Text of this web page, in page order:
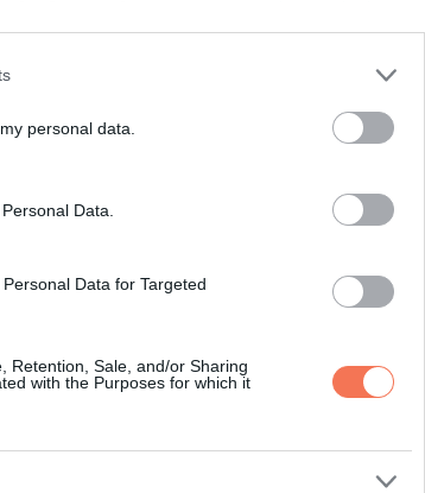
personal data.
Data.
Data for Targeted
Retention, Sale, and/or Sharing
with the Purposes for which it
rendszerint a kezük alá dolgozik. Az előnyük
Ezzel a Nyilasok mindig élen járnak az
szerencsét. Ez a csillagjegy mély
arra, merre kell menniük, és mintha az univerzum
vagy pénzügyekről. Ez a belső megérzés,
hozzák meg. A Halaknak szinte